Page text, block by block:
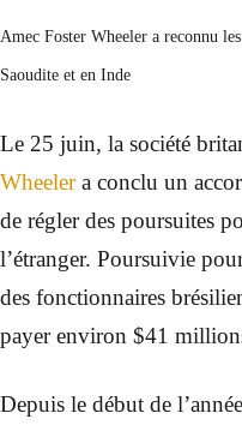
Amec Foster Wheeler a reconnu
Saoudite et en Inde
Le 25 juin, la société
Wheelera conclu un
de régler des poursuites
l’étranger. Poursuivie
des fonctionnaires
payer environ $41
Depuis le début de